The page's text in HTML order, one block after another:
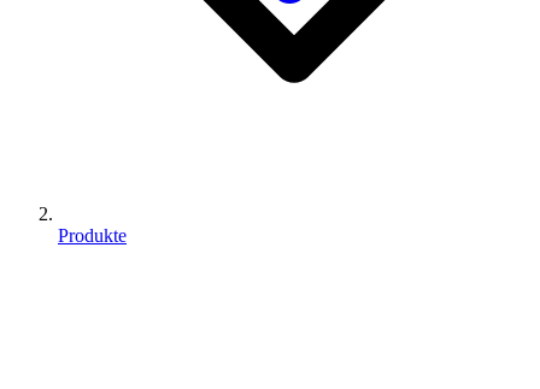
Produkte